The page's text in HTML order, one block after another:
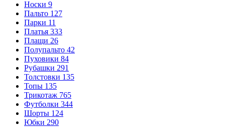
Носки 9
Пальто 127
Парки 11
Платья 333
Плащи 26
Полупальто 42
Пуховики 84
Рубашки 291
Толстовки 135
Топы 135
Трикотаж 765
Футболки 344
Шорты 124
Юбки 290